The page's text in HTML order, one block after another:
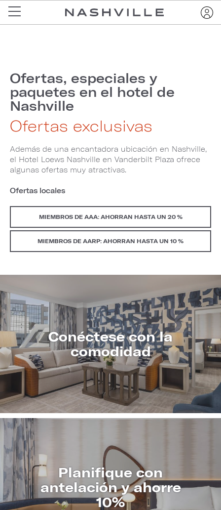
Ofertas, especiales y
paquetes en el hotel de
Nashville
Ofertas exclusivas
Además de una encantadora ubicación en Nashville,
el Hotel Loews Nashville en Vanderbilt Plaza ofrece
algunas ofertas muy atractivas.
Ofertas locales
MIEMBROS DE AAA: AHORRAN HASTA UN 20 %
MIEMBROS DE AARP: AHORRAN HASTA UN 10 %
Conéctese con la
comodidad
CONOZCA
MÁS
Planifique con
antelación y ahorre
10%